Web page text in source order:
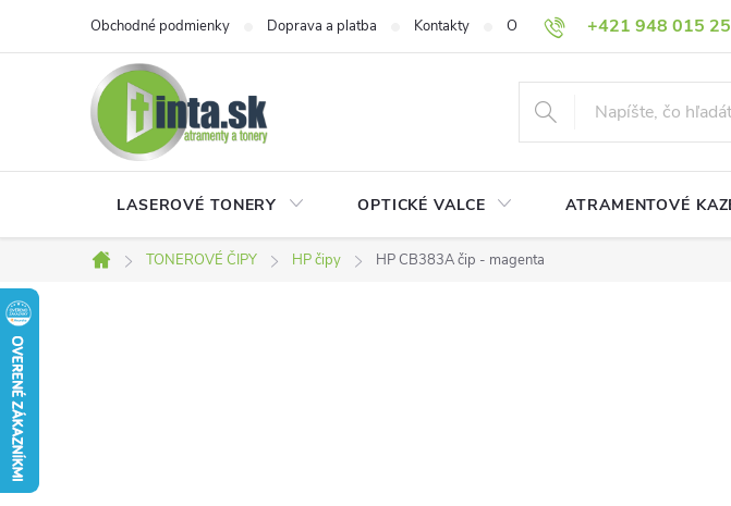
+421 948 015
Obchodné podmienky Doprava a platba Kontakty O nás Často kladené otázky
LASEROVÉ TONERY OPTICKÉ VALCE ATRAMENTOVÉ
Domov
TONEROVÉ ČIPY HP čipy HP CB383A čip - magenta